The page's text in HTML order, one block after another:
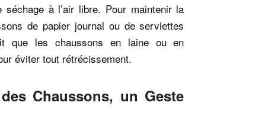
à l’air libre. Pour maintenir la
de papier journal ou de serviettes
que les chaussons en laine ou en
éviter tout rétrécissement.
Chaussons, un Geste